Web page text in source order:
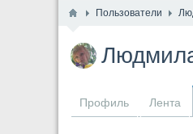
Пользователи
Профиль Лента